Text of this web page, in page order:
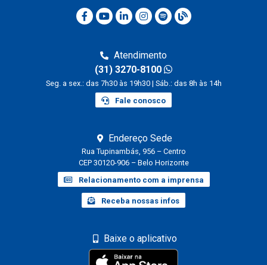
Atendimento
(31) 3270-8100
Seg. a sex.: das 7h30 às 19h30 | Sáb.: das 8h às 14h
Fale conosco
Endereço Sede
Rua Tupinambás, 956 – Centro
CEP 30120-906 – Belo Horizonte
Relacionamento com a imprensa
Receba nossas infos
Baixe o aplicativo